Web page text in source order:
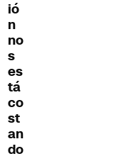
ió
n
no
s
es
tá
co
st
an
do